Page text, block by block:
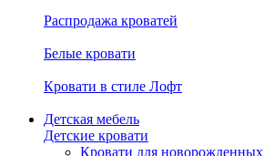
Распродажа кроватей
Белые кровати
Кровати в стиле Лофт
Детская мебель
Детские кровати
Кровати для новорожденных